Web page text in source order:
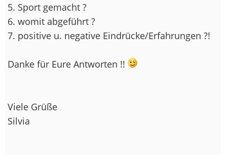
5. Sport gemacht ?
6. womit abgeführt ?
7. positive u. negative Eindrücke/Erfahrungen ?!
Danke für Eure Antworten !!
Viele Grüße
Silvia